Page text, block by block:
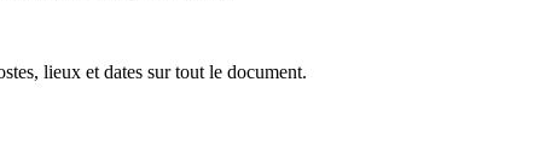
lieux et dates sur tout le document.